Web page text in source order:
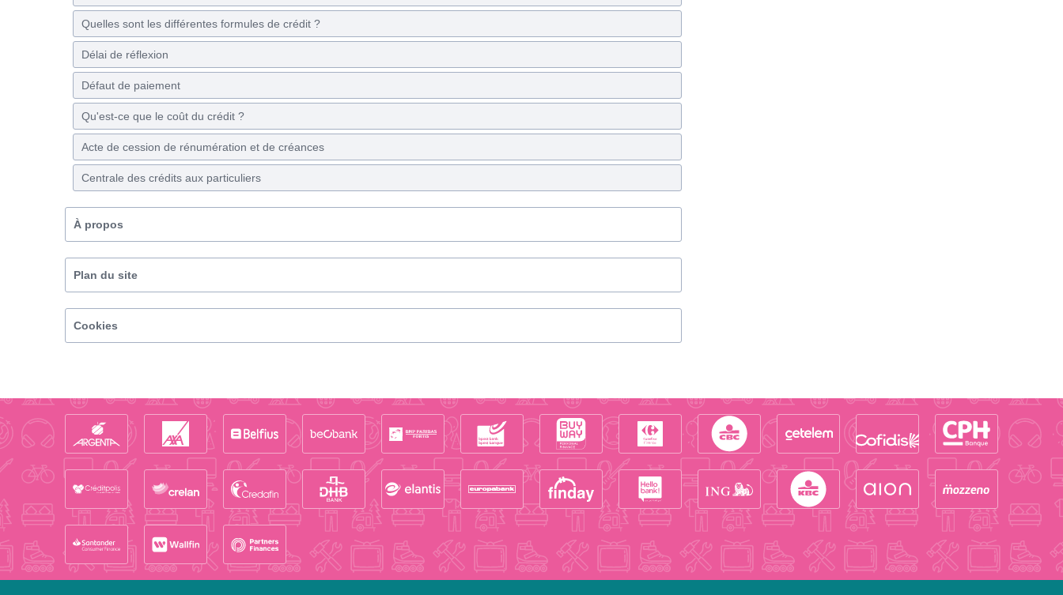
Quelles sont les différentes formules de crédit ?
Délai de réflexion
Défaut de paiement
Qu'est-ce que le coût du crédit ?
Acte de cession de rénumération et de créances
Centrale des crédits aux particuliers
À propos
Plan du site
Cookies